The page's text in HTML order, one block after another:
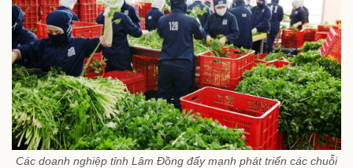
Các doanh nghiệp tỉnh Lâm Đồng đẩy mạnh phát triển các chuỗi